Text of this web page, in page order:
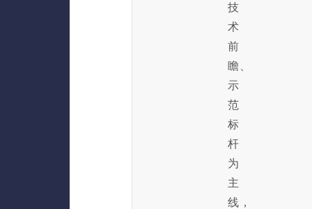
技
术
前
瞻、
示
范
标
杆
为
主
线，